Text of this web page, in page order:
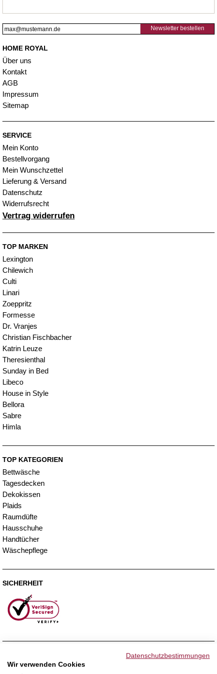
Newsletter bestellen
HOME ROYAL
Über uns
Kontakt
AGB
Impressum
Sitemap
SERVICE
Mein Konto
Bestellvorgang
Mein Wunschzettel
Lieferung & Versand
Datenschutz
Widerrufsrecht
Vertrag widerrufen
TOP MARKEN
Lexington
Chilewich
Culti
Linari
Zoeppritz
Formesse
Dr. Vranjes
Christian Fischbacher
Katrin Leuze
Theresienthal
Sunday in Bed
Libeco
House in Style
Bellora
Sabre
Himla
TOP KATEGORIEN
Bettwäsche
Tagesdecken
Dekokissen
Plaids
Raumdüfte
Hausschuhe
Handtücher
Wäschepflege
SICHERHEIT
Datenschutzbestimmungen
Wir verwenden Cookies